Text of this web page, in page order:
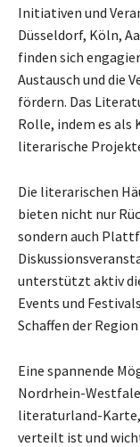
Initiativen und
Düsseldorf, Köln,
finden sich
Austausch und die
fördern. Das
Rolle, indem es als
literarische
Die literarischen
bieten nicht nur
sondern auch
unterstützt aktiv
Events und
Schaffen der
Eine spannende
Nordrhein-
literaturland-Karte,
verteilt ist und